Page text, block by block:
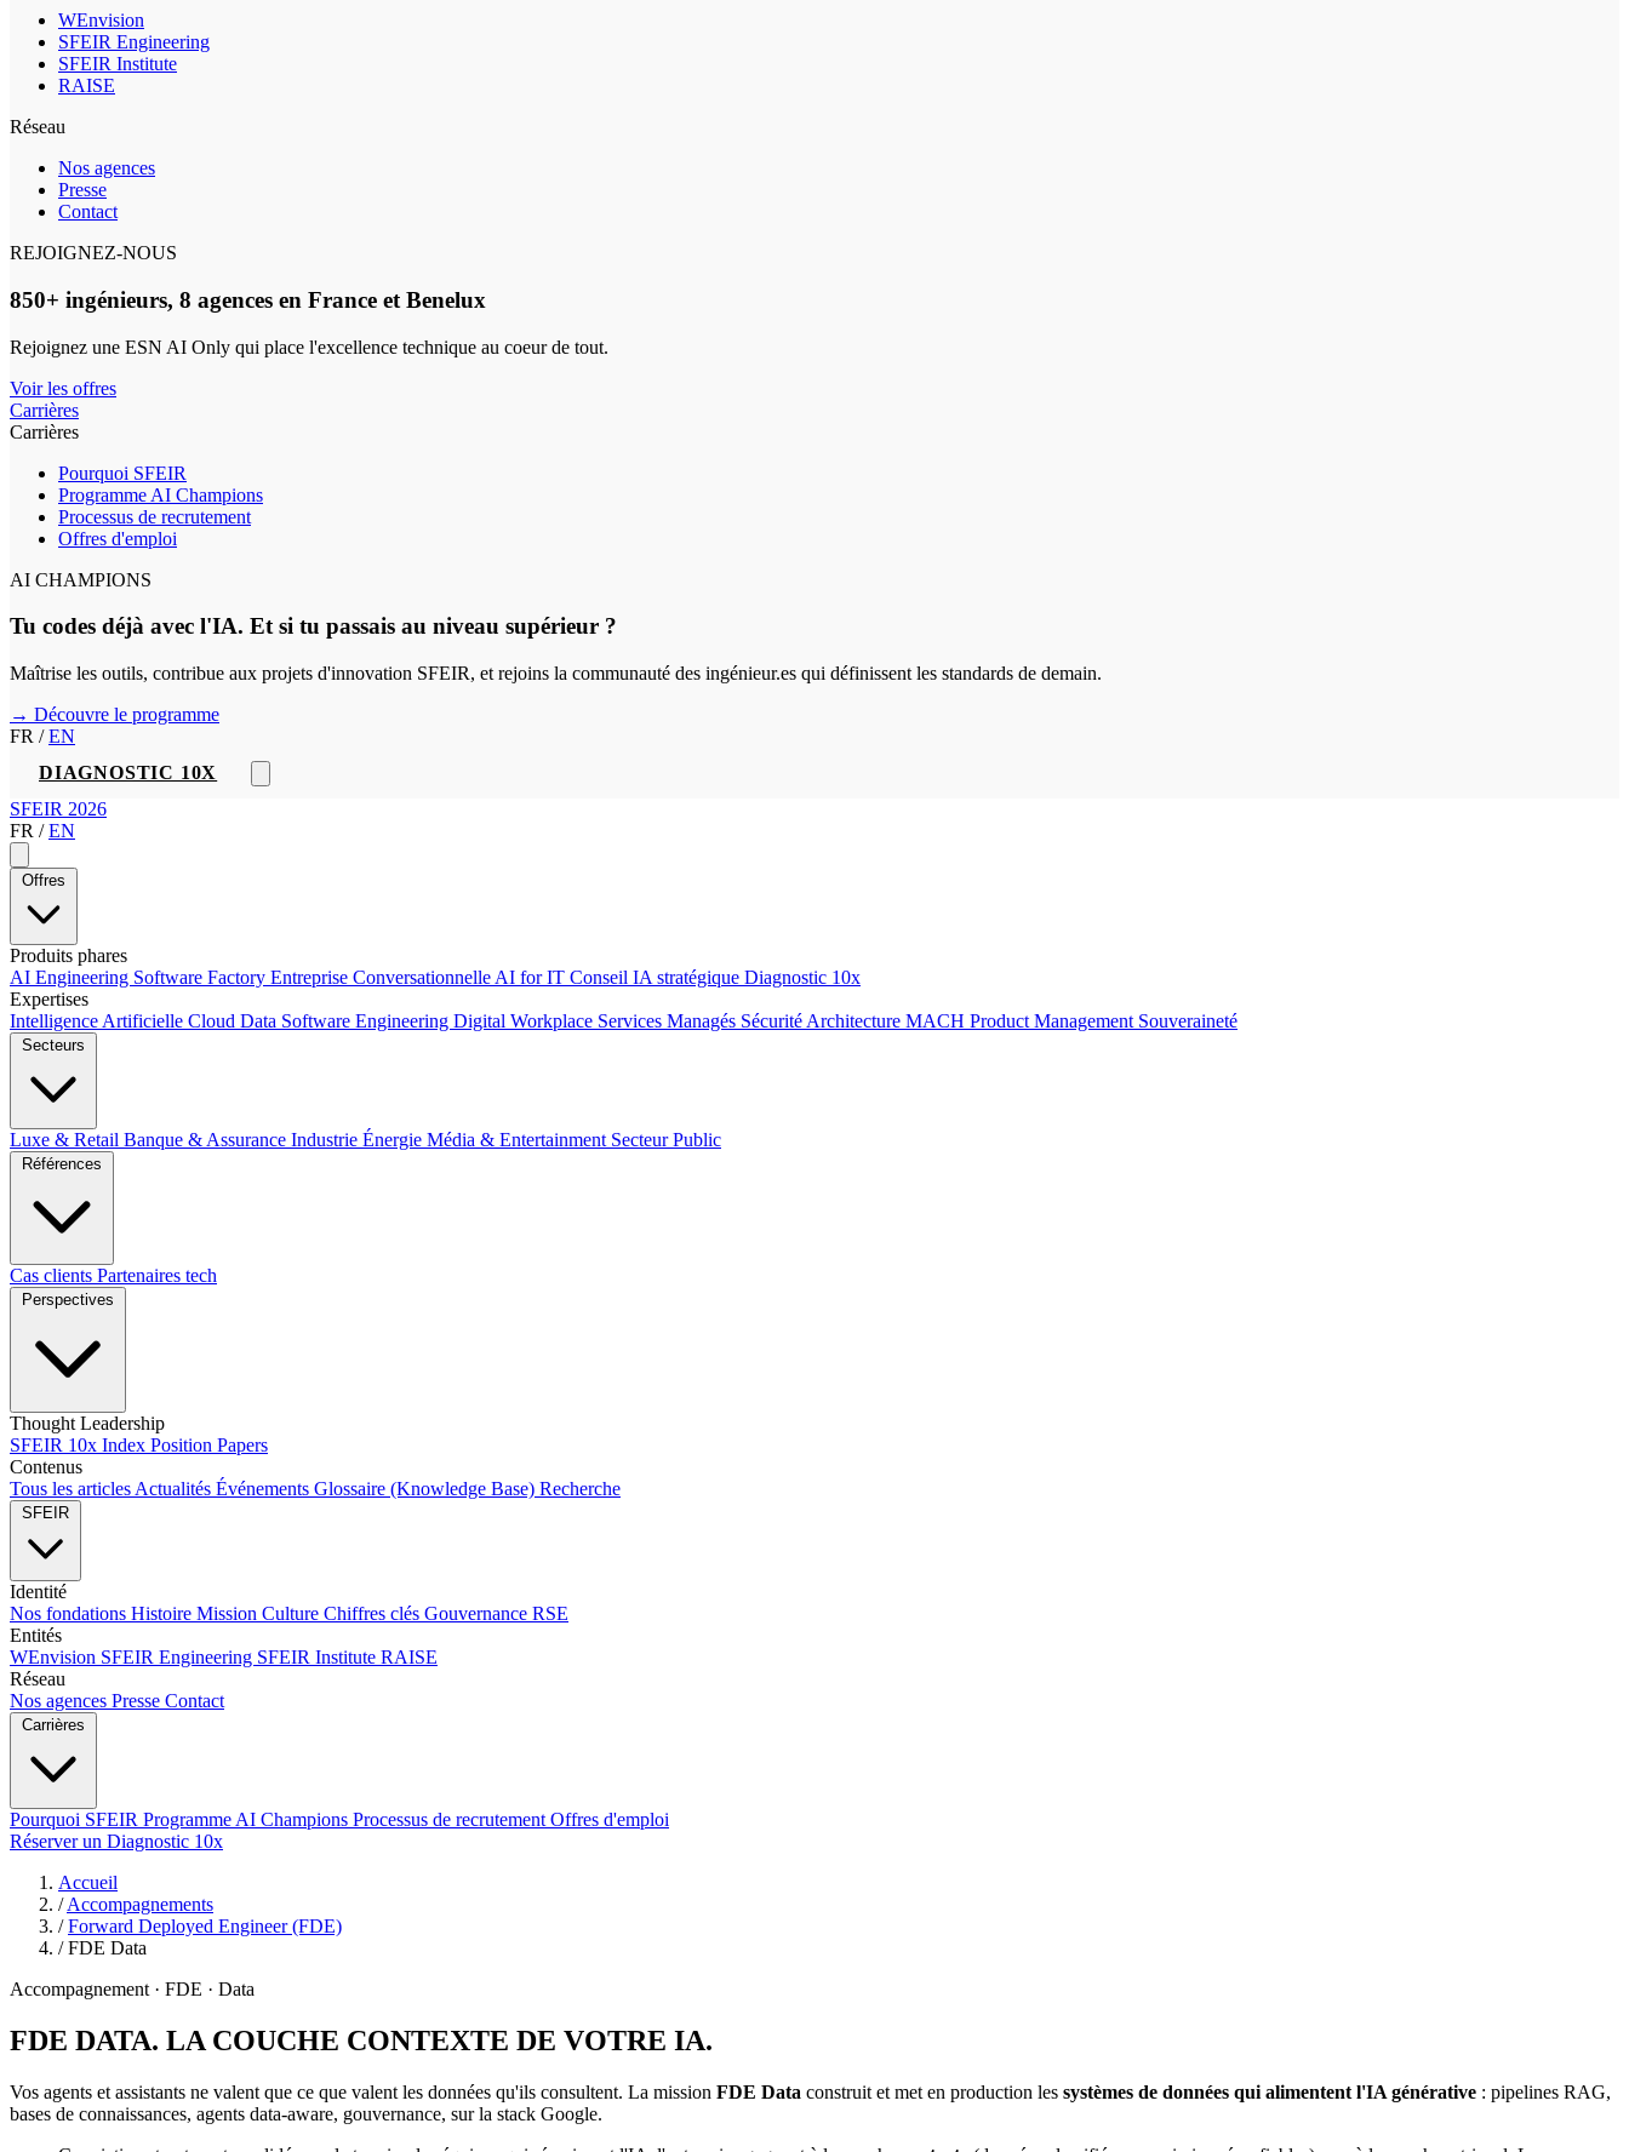
WEnvision
SFEIR Engineering
SFEIR Institute
RAISE
Réseau
Nos agences
Presse
Contact
REJOIGNEZ-NOUS
850+ ingénieurs, 8 agences en France et Benelux
Rejoignez une ESN AI Only qui place l'excellence technique au coeur de tout.
Voir les offres
Carrières
Carrières
Pourquoi SFEIR
Programme AI Champions
Processus de recrutement
Offres d'emploi
AI CHAMPIONS
Tu codes déjà avec l'IA. Et si tu passais au niveau supérieur ?
Maîtrise les outils, contribue aux projets d'innovation SFEIR, et rejoins la communauté des ingénieur.es qui définissent les standards de demain.
→ Découvre le programme
FR / EN
DIAGNOSTIC 10X
SFEIR 2026
FR / EN
Offres
Produits phares
AI Engineering Software Factory Entreprise Conversationnelle AI for IT Conseil IA stratégique Diagnostic 10x
Expertises
Intelligence Artificielle Cloud Data Software Engineering Digital Workplace Services Managés Sécurité Architecture MACH Product Management Souveraineté
Secteurs
Luxe & Retail Banque & Assurance Industrie Énergie Média & Entertainment Secteur Public
Références
Cas clients Partenaires tech
Perspectives
Thought Leadership
SFEIR 10x Index Position Papers
Contenus
Tous les articles Actualités Événements Glossaire (Knowledge Base) Recherche
SFEIR
Identité
Nos fondations Histoire Mission Culture Chiffres clés Gouvernance RSE
Entités
WEnvision SFEIR Engineering SFEIR Institute RAISE
Réseau
Nos agences Presse Contact
Carrières
Pourquoi SFEIR Programme AI Champions Processus de recrutement Offres d'emploi
Réserver un Diagnostic 10x
Accueil
/ Accompagnements
/ Forward Deployed Engineer (FDE)
/ FDE Data
Accompagnement · FDE · Data
FDE DATA. LA COUCHE CONTEXTE DE VOTRE IA.
Vos agents et assistants ne valent que ce que valent les données qu'ils consultent. La mission FDE Data construit et met en production les systèmes de données qui alimentent l'IA générative : pipelines RAG,
bases de connaissances, agents data-aware, gouvernance, sur la stack Google.